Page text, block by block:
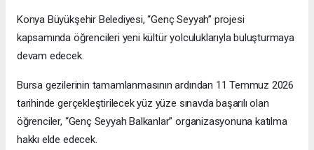
Konya Büyükşehir Belediyesi, “Genç Seyyah” projesi
kapsamında öğrencileri yeni kültür yolculuklarıyla buluşturmaya
devam edecek.
Bursa gezilerinin tamamlanmasının ardından 11 Temmuz 2026
tarihinde gerçekleştirilecek yüz yüze sınavda başarılı olan
öğrenciler, “Genç Seyyah Balkanlar” organizasyonuna katılma
hakkı elde edecek.